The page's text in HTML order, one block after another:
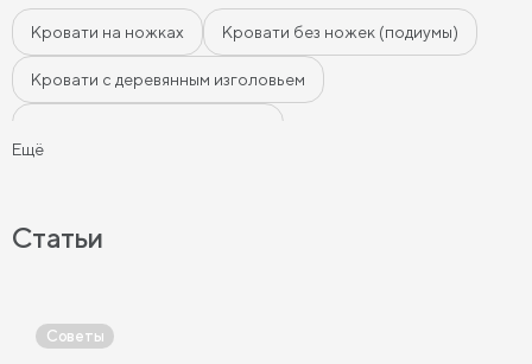
Кровати на ножках Кровати без ножек (подиумы)
Кровати с деревянным изголовьем
Ещё
Статьи
Советы